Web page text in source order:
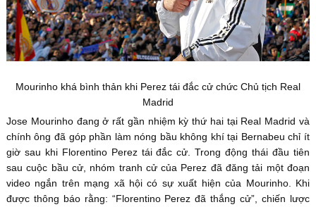
Mourinho khá bình thản khi Perez tái đắc cử chức Chủ tịch Real
Madrid
Jose Mourinho đang ở rất gần nhiệm kỳ thứ hai tại Real Madrid và
chính ông đã góp phần làm nóng bầu không khí tại Bernabeu chỉ ít
giờ sau khi Florentino Perez tái đắc cử. Trong động thái đầu tiên
sau cuộc bầu cử, nhóm tranh cử của Perez đã đăng tải một đoạn
video ngắn trên mạng xã hội có sự xuất hiện của Mourinho. Khi
được thông báo rằng: “Florentino Perez đã thắng cử”, chiến lược